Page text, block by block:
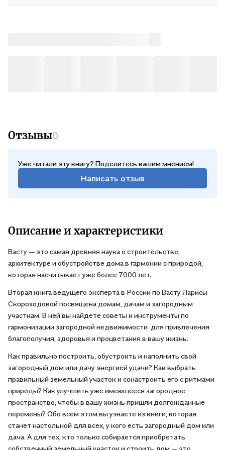
Отзывы0
Уже читали эту книгу? Поделитесь вашим мнением!
Написать отзыв
Описание и характеристики
Васту — это самая древняя наука о строительстве,
архитектуре и обустройстве дома в гармонии с природой,
которая насчитывает уже более 7000 лет.
Вторая книга ведущего эксперта в России по Васту Ларисы
Скороходовой посвящена домам, дачам и загородным
участкам. В ней вы найдете советы и инструменты по
гармонизации загородной недвижимости для привлечения
благополучия, здоровья и процветания в вашу жизнь.
Как правильно построить, обустроить и наполнить свой
загородный дом или дачу энергией удачи? Как выбрать
правильный земельный участок и сонастроить его с ритмами
природы? Как улучшить уже имеющееся загородное
пространство, чтобы в вашу жизнь пришли долгожданные
перемены? Обо всем этом вы узнаете из книги, которая
станет настольной для всех, у кого есть загородный дом или
дача. А для тех, кто только собирается приобретать
собственный земельный участок и строить дом — это